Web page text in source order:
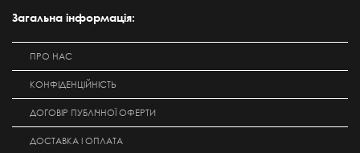
Загальна інформація:
ПРО НАС
КОНФІДЕНЦІЙНІСТЬ
ДОГОВІР ПУБЛІЧНОЇ ОФЕРТИ
ДОСТАВКА І ОПЛАТА